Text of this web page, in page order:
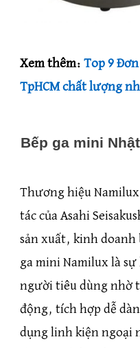
Xem thêm: Top 9
TpHCM chất lượng
Bếp ga mini
Thương hiệu
tác của Asahi
sản xuất, kinh doanh
ga mini Namilux là
người tiêu dùng nhờ
động, tích hợp dễ
dụng linh kiện ngoại